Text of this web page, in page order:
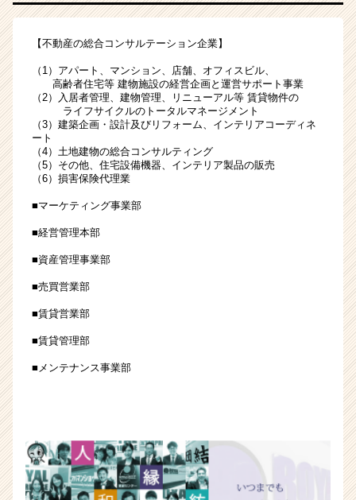
集】
ー
ワ
ー
ク
◎
格
取
も
ー・
業
か
ら
ス
【不動産の総合コンサルテーション企業】
（1）アパート、マンション、店舗、オフィスビル、
高齢者住宅等 建物施設の経営企画と運営サポート事業
（2）入居者管理、建物管理、リニューアル等 賃貸物件の
ライフサイクルのトータルマネージメント
（3）建築企画・設計及びリフォーム、インテリアコーディネ
ート
（4）土地建物の総合コンサルティング
（5）その他、住宅設備機器、インテリア製品の販売
（6）損害保険代理業
■マーケティング事業部
■経営管理本部
■資産管理事業部
■売買営業部
■賃貸営業部
■賃貸管理部
■メンテナンス事業部